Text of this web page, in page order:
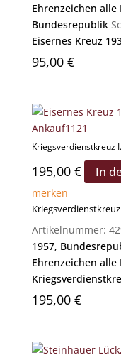
Ehrenzeichen alle
Bundesrepublik
Eisernes Kreuz
95,00 €
Kriegsverdienstkreuz
195,00 € In
merken
Kriegsverdienstkreuz
Artikelnummer:
1957,
Ehrenzeichen alle
195,00 €